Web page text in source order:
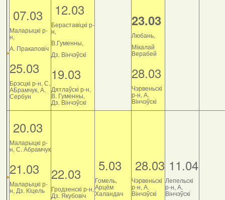
07.03
Маларыцкі р-
н,
А. Пракаповіч
25.03
Брэсцкі р-н, С.
АБрамчук, А.
Сербун
12.03
Бераставіцкі р-
н,
В.Гуменны,
Дз. Вінчэўскі
19.03
Дятлаўскі р-н,
В. Гуменны,
Дз. Вінчэўскі
23.03
Любань,
Мікалай
Верабей
28.03
Чэрвеньскі
р-н, А.
Вінчэўскі
20.03
Маларыцкі р-
н, С. Абрамчук
21.03
Маларыцкі р-
н, Дз. Кіцель
22.03
Гродзенскі р-н,
Дз. Якубовіч
5.03
Гомель,
Арцём
Халандач
28.03
Чэрвеньскі
р-н, А.
Вінчэўскі
11.04
Лепельскі
р-н, А.
Вінчэўскі